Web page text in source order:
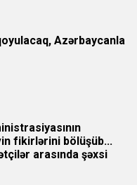
Azərbaycanla
fikirlərini bölüşüb...
arasında şəxsi